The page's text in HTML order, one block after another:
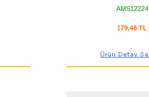
AMS12224
179,48 TL